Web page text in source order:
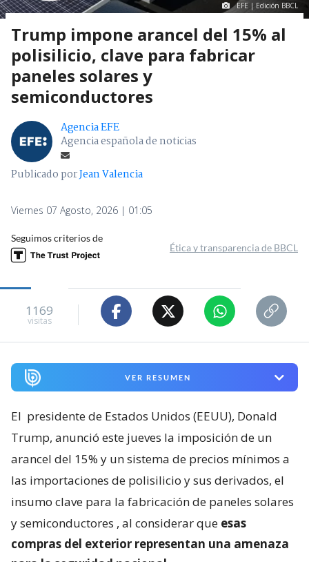
EFE | Edición BBCL
Trump impone arancel del 15% al
polisilicio, clave para fabricar
paneles solares y
semiconductores
Agencia EFE
Agencia española de noticias
Publicado porJean Valencia
Viernes 07 Agosto, 2026 | 01:05
Seguimos criterios de
Ética y transparencia de BBCL
1169
visitas
VER RESUMEN
El presidente de Estados Unidos (EEUU), Donald
Trump, anunció este jueves la imposición de un
arancel del 15% y un sistema de precios mínimos a
las importaciones de polisilicio y sus derivados, el
insumo clave para la fabricación de paneles solares
y semiconductores , al considerar que esas
compras del exterior representan una amenaza